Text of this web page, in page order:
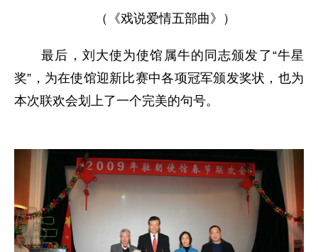
（《戏说爱情五部曲》）
最后，刘大使为使馆属牛的同志颁发了“牛星
奖”，为在使馆迎新比赛中各项冠军颁发奖状，也为
本次联欢会划上了一个完美的句号。